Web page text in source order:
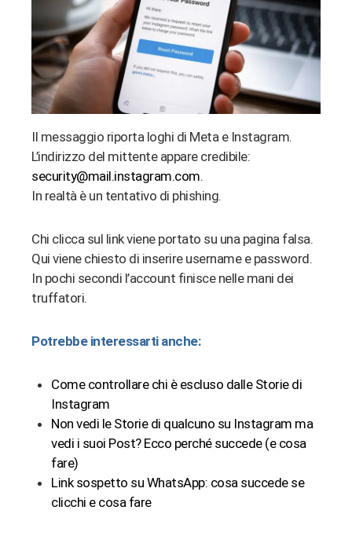
Il messaggio riporta loghi di Meta e Instagram.
L’indirizzo del mittente appare credibile:
security@mail.instagram.com.
In realtà è un tentativo di phishing.
Chi clicca sul link viene portato su una pagina falsa.
Qui viene chiesto di inserire username e password.
In pochi secondi l’account finisce nelle mani dei
truffatori.
Potrebbe interessarti anche:
Come controllare chi è escluso dalle Storie di
Instagram
Non vedi le Storie di qualcuno su Instagram ma
vedi i suoi Post? Ecco perché succede (e cosa
fare)
Link sospetto su WhatsApp: cosa succede se
clicchi e cosa fare